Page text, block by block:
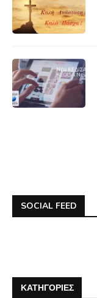
SOCIAL FEED
ΚΑΤΗΓΟΡΊΕΣ